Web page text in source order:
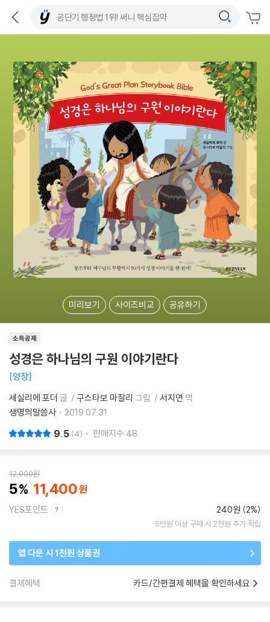
미리보기 사이즈비교 공유하기
소득공제
성경은 하나님의 구원 이야기란다
양장
세실리에 포더 글 구스타보 마잘리 그림 서지연 역
생명의말씀사
2019.07.31.
9.5 4 판매지수 48
12,000원
5 11,400
YES포인트 240원 (2%)
5만원 이상 구매 시 2천원 추가 적립
앱 다운 시 1천원 상품권
결제혜택 카드/간편결제 혜택을 확인하세요